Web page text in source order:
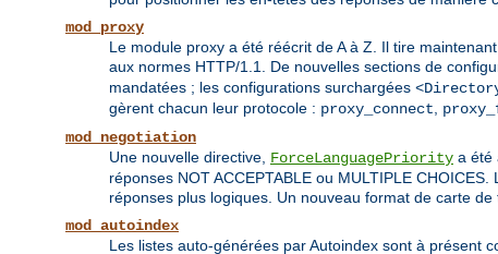
mod_proxy
Le module proxy a été réécrit de A à Z. Il tire
aux normes HTTP/1.1. De nouvelles sections de
mandatées ; les configurations surchargées
gèrent chacun leur protocole : proxy_connect
mod_negotiation
Une nouvelle directive, ForceLanguagePriority a été
réponses NOT ACCEPTABLE ou MULTIPLE
réponses plus logiques. Un nouveau format de carte
mod_autoindex
Les listes auto-générées par Autoindex sont à présent